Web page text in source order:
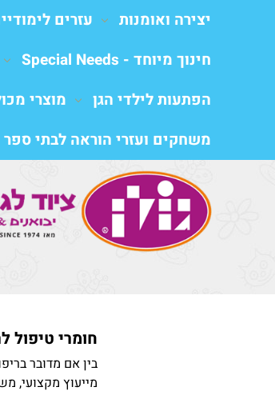
יצירה ואומנות עזרים
חינוך מיוחד - Special Needs
הפתעות לילדי הגן
מוצרי
משחקים ועזרי הוראה לבתי ספר
חומרי טיפול
בין אם מדובר
מייעוץ מקצועי,